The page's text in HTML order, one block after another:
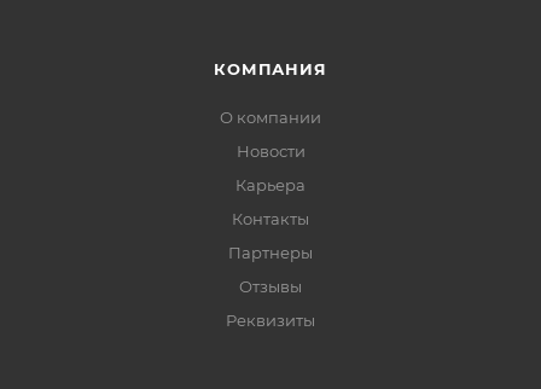
КОМПАНИЯ
О компании
Новости
Карьера
Контакты
Партнеры
Отзывы
Реквизиты